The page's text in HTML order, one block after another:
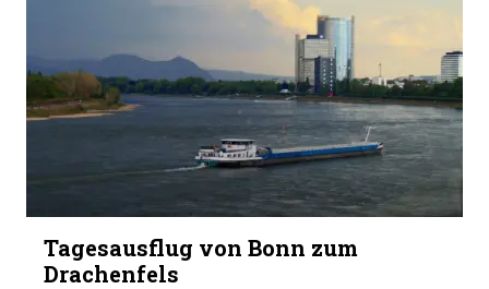
Tagesausflug von Bonn zum
Drachenfels